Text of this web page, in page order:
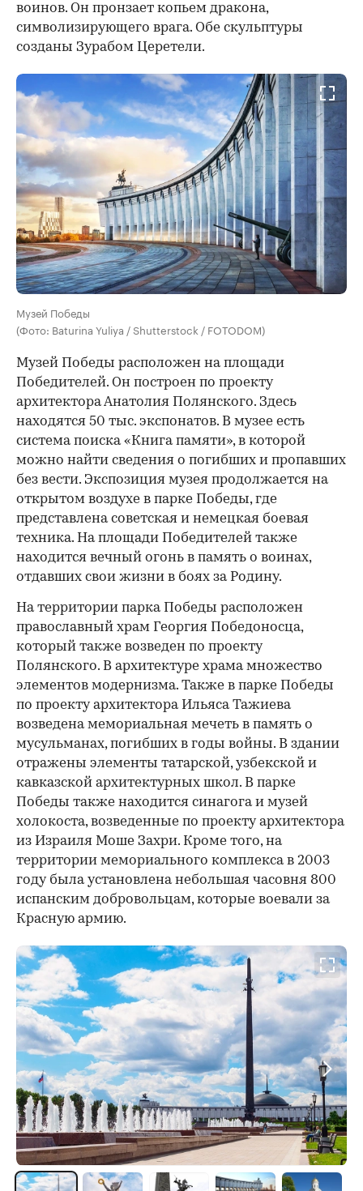
воинов. Он пронзает копьем дракона,
символизирующего врага. Обе скульптуры
созданы Зурабом Церетели.
Музей Победы
(Фото: Baturina Yuliya / Shutterstock / FOTODOM)
Музей Победы расположен на площади
Победителей. Он построен по проекту
архитектора Анатолия Полянского. Здесь
находятся 50 тыс. экспонатов. В музее есть
система поиска «Книга памяти», в которой
можно найти сведения о погибших и пропавших
без вести. Экспозиция музея продолжается на
открытом воздухе в парке Победы, где
представлена советская и немецкая боевая
техника. На площади Победителей также
находится вечный огонь в память о воинах,
отдавших свои жизни в боях за Родину.
На территории парка Победы расположен
православный храм Георгия Победоносца,
который также возведен по проекту
Полянского. В архитектуре храма множество
элементов модернизма. Также в парке Победы
по проекту архитектора Ильяса Тажиева
возведена мемориальная мечеть в память о
мусульманах, погибших в годы войны. В здании
отражены элементы татарской, узбекской и
кавказской архитектурных школ. В парке
Победы также находится синагога и музей
холокоста, возведенные по проекту архитектора
из Израиля Моше Захри. Кроме того, на
территории мемориального комплекса в 2003
году была установлена небольшая часовня 800
испанским добровольцам, которые воевали за
Красную армию.